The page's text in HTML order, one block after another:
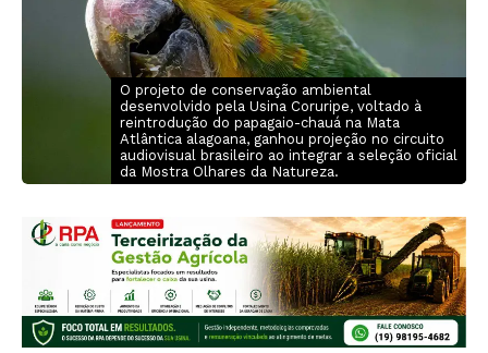
O projeto de conservação ambiental
desenvolvido pela Usina Coruripe, voltado à
reintrodução do papagaio-chauá na Mata
Atlântica alagoana, ganhou projeção no circuito
audiovisual brasileiro ao integrar a seleção oficial
da Mostra Olhares da Natureza.